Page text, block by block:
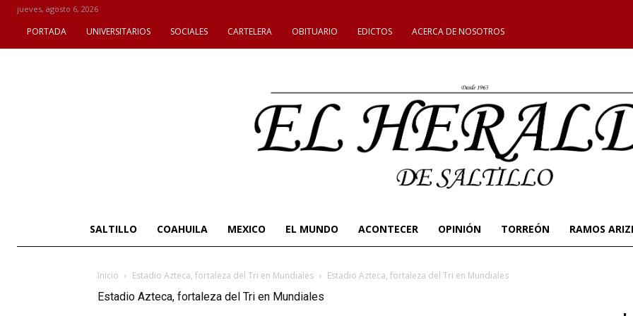
jueves, agosto 6, 2026
PORTADA UNIVERSITARIOS SOCIALES CARTELERA OBITUARIO EDICTOS ACERCA DE NOSOTROS
SALTILLO COAHUILA MEXICO EL MUNDO ACONTECER OPINIÓN TORREÓN RAMOS
Inicio Estadio Azteca, fortaleza del Tri en Mundiales Estadio Azteca, fortaleza del Tri en Mundiales
Estadio Azteca, fortaleza del Tri en Mundiales